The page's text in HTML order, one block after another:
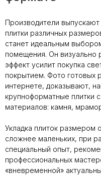
Производители
плитки различных
станет идеальным
помещения. Он визуально
эффект усилит покупка
покрытием. Фото готовых
интернете, доказывают,
крупноформатные плитки
материалов: камня,
Укладка плиток размером
сложнее маленьких, при
специальный опыт,
профессиональных
«вневременной»